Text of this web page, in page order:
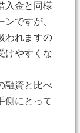
入金と同様
ですが、
われますの
けやすくな
融資と比べ
側にとって